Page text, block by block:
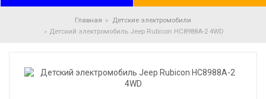
Главная
Детские электромобили
Детский электромобиль Jeep Rubicon HC8988A-2 4WD